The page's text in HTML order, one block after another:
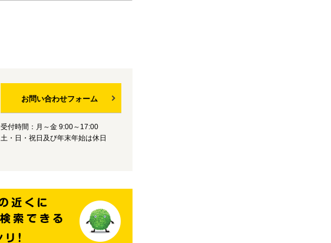
お問い合わせフォーム
受付時間：月～金 9:00～17:00
土・日・祝日及び年末年始は休日